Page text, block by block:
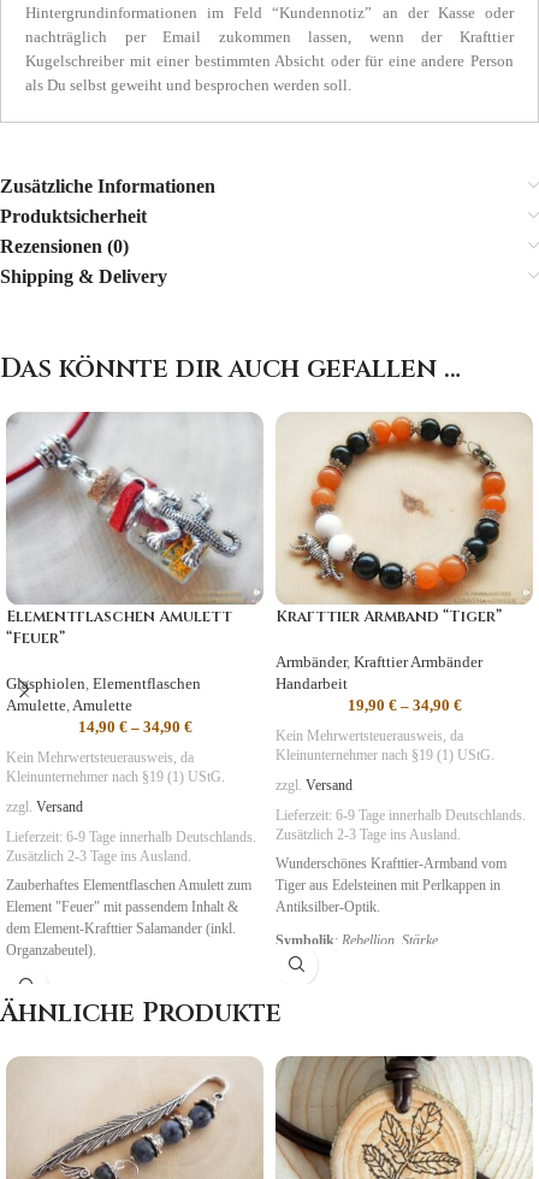
Hintergrundinformationen im Feld “Kundennotiz” an der Kasse oder
nachträglich per Email zukommen lassen, wenn der Krafttier
Kugelschreiber mit einer bestimmten Absicht oder für eine andere Person
als Du selbst geweiht und besprochen werden soll.
Zusätzliche Informationen
Produktsicherheit
Rezensionen (0)
Shipping & Delivery
Das könnte dir auch gefallen …
Elementflaschen Amulett
“Feuer”
Glasphiolen Elementflaschen
Amulette Amulette
14,90 €– 34,90 €
Kein Mehrwertsteuerausweis, da
Kleinunternehmer nach §19 (1) UStG.
zzgl. Versand
Lieferzeit: 6-9 Tage innerhalb Deutschlands.
Zusätzlich 2-3 Tage ins Ausland.
Zauberhaftes Elementflaschen Amulett zum
Element "Feuer" mit passendem Inhalt &
dem Element-Krafttier Salamander (inkl.
Organzabeutel).
Krafttier Armband “Tiger”
Armbänder, Krafttier Armbänder
Handarbeit
19,90 €– 34,90 €
Kein Mehrwertsteuerausweis, da
Kleinunternehmer nach §19 (1) UStG.
zzgl. Versand
Lieferzeit: 6-9 Tage innerhalb Deutschlands.
Zusätzlich 2-3 Tage ins Ausland.
Wunderschönes Krafttier-Armband vom
Tiger aus Edelsteinen mit Perlkappen in
Antiksilber-Optik.
Symbolik: Rebellion, Stärke
Ähnliche Produkte